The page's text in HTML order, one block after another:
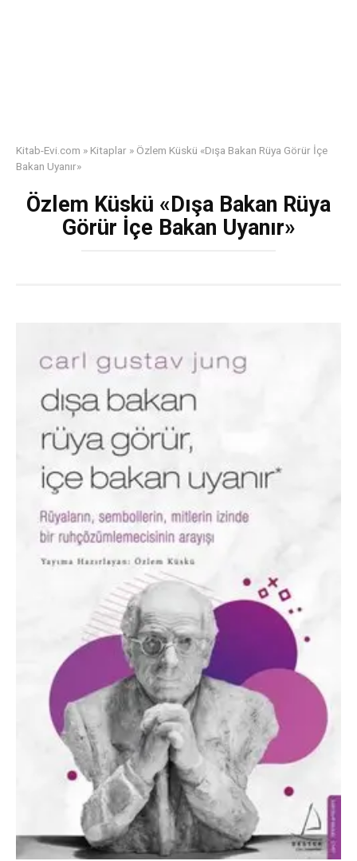
Kitab-Evi.com » Kitaplar » Özlem Küskü «Dışa Bakan Rüya Görür İçe
Bakan Uyanır»
Özlem Küskü «Dışa Bakan Rüya
Görür İçe Bakan Uyanır»